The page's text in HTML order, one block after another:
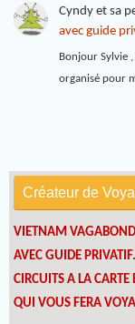
Cyndy et sa
avec guide
Bonjour Sylvie
organisé pour
Créateur de
VIETNAM
AVEC GUIDE
CIRCUITS A LA CARTE
QUI VOUS FERA